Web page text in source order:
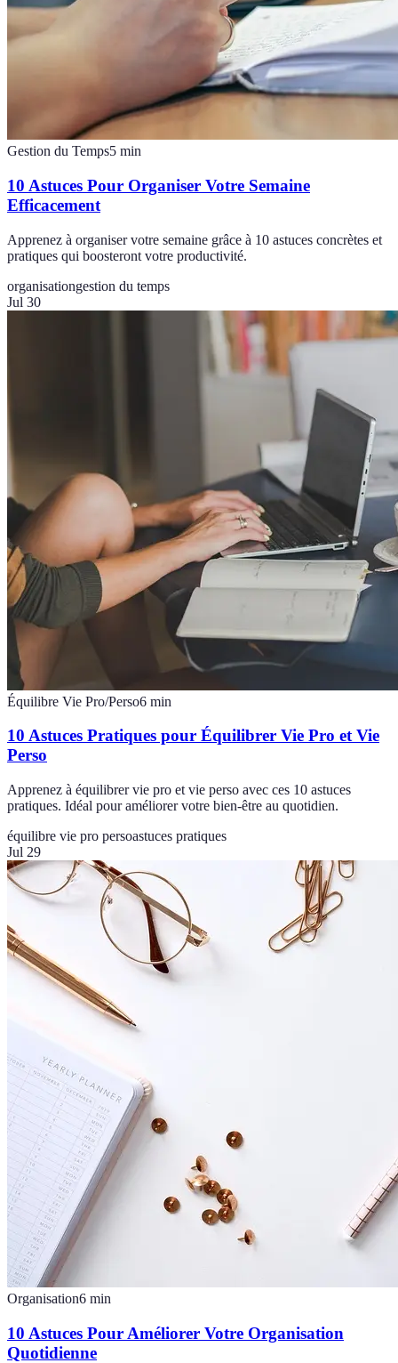
Gestion du Temps5 min
10 Astuces Pour Organiser Votre Semaine
Efficacement
Apprenez à organiser votre semaine grâce à 10 astuces concrètes et
pratiques qui boosteront votre productivité.
organisationgestion du temps
Jul 30
Équilibre Vie Pro/Perso6 min
10 Astuces Pratiques pour Équilibrer Vie Pro et Vie
Perso
Apprenez à équilibrer vie pro et vie perso avec ces 10 astuces
pratiques. Idéal pour améliorer votre bien-être au quotidien.
équilibre vie pro persoastuces pratiques
Jul 29
Organisation6 min
10 Astuces Pour Améliorer Votre Organisation
Quotidienne